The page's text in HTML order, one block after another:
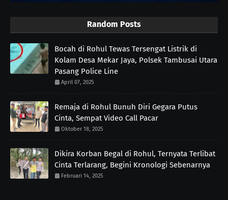
Random Posts
Bocah di Rohul Tewas Tersengat Listrik di
Kolam Desa Mekar Jaya, Polsek Tambusai Utara
Pasang Police Line
April 07, 2025
Remaja di Rohul Bunuh Diri Gegara Putus
Cinta, Sempat Video Call Pacar
Oktober 18, 2025
Dikira Korban Begal di Rohul, Ternyata Terlibat
Cinta Terlarang, Begini Kronologi Sebenarnya
Februari 14, 2025